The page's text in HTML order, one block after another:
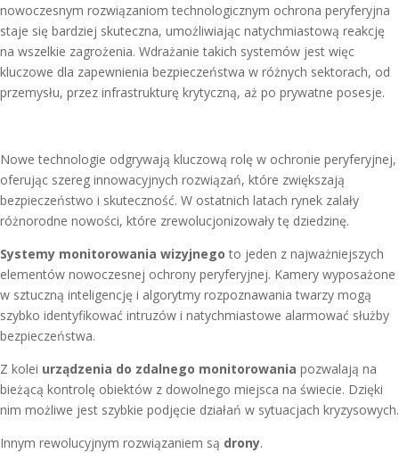
nowoczesnym rozwiązaniom technologicznym ochrona peryferyjna
staje się bardziej skuteczna, umożliwiając natychmiastową reakcję
na wszelkie zagrożenia. Wdrażanie takich systemów jest więc
kluczowe dla zapewnienia bezpieczeństwa w różnych sektorach, od
przemysłu, przez infrastrukturę krytyczną, aż po prywatne posesje.
Nowe technologie odgrywają kluczową rolę w ochronie peryferyjnej,
oferując szereg innowacyjnych rozwiązań, które zwiększają
bezpieczeństwo i skuteczność. W ostatnich latach rynek zalały
różnorodne nowości, które zrewolucjonizowały tę dziedzinę.
Systemy monitorowania wizyjnego to jeden z najważniejszych
elementów nowoczesnej ochrony peryferyjnej. Kamery wyposażone
w sztuczną inteligencję i algorytmy rozpoznawania twarzy mogą
szybko identyfikować intruzów i natychmiastowe alarmować służby
bezpieczeństwa.
Z kolei urządzenia do zdalnego monitorowania pozwalają na
bieżącą kontrolę obiektów z dowolnego miejsca na świecie. Dzięki
nim możliwe jest szybkie podjęcie działań w sytuacjach kryzysowych.
Innym rewolucyjnym rozwiązaniem są drony.